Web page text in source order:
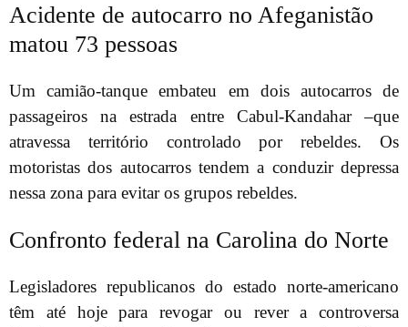
Acidente de autocarro no Afeganistão
matou 73 pessoas
Um camião-tanque embateu em dois autocarros de
passageiros na estrada entre Cabul-Kandahar –que
atravessa território controlado por rebeldes. Os
motoristas dos autocarros tendem a conduzir depressa
nessa zona para evitar os grupos rebeldes.
Confronto federal na Carolina do Norte
Legisladores republicanos do estado norte-americano
têm até hoje para revogar ou rever a controversa